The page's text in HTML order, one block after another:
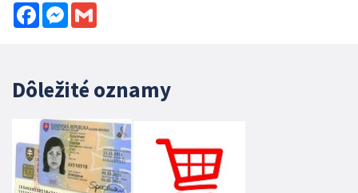
FacebookMessenger
Dôležité oznamy